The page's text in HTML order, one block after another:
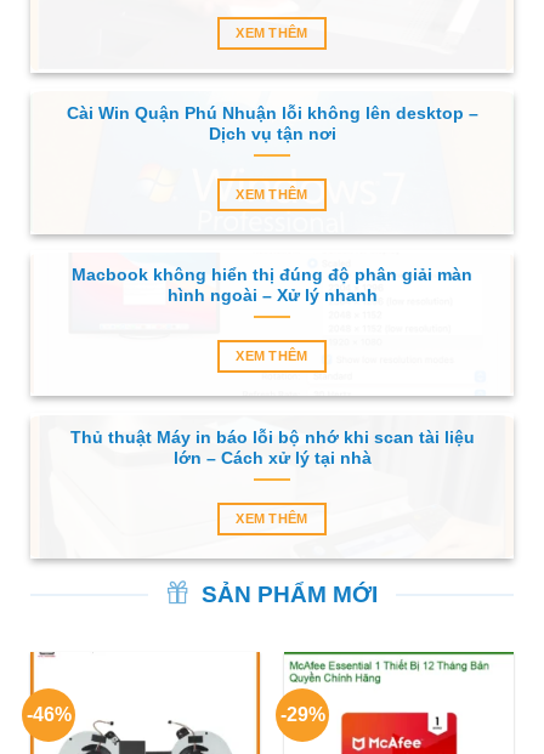
XEM THÊM
Cài Win Quận Phú Nhuận lỗi không lên desktop –
Dịch vụ tận nơi
XEM THÊM
Macbook không hiển thị đúng độ phân giải màn
hình ngoài – Xử lý nhanh
XEM THÊM
Thủ thuật Máy in báo lỗi bộ nhớ khi scan tài liệu
lớn – Cách xử lý tại nhà
XEM THÊM
SẢN PHẨM MỚI
-46% -29%